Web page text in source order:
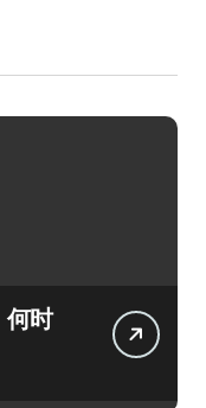
何时